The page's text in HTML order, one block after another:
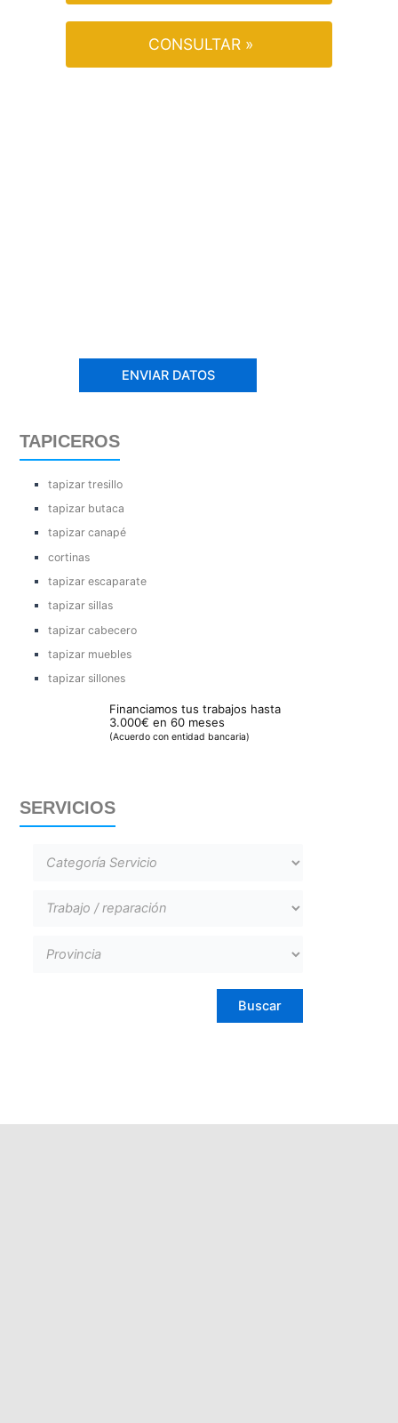
CONSULTAR »
TAPICEROS
tapizar tresillo
tapizar butaca
tapizar canapé
cortinas
tapizar escaparate
tapizar sillas
tapizar cabecero
tapizar muebles
tapizar sillones
Financiamos tus trabajos hasta
3.000€ en 60 meses
(Acuerdo con entidad bancaria)
SERVICIOS